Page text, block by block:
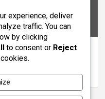
mon bail en
experience, deliver
traffic. You can
by clicking
to consent or Reject